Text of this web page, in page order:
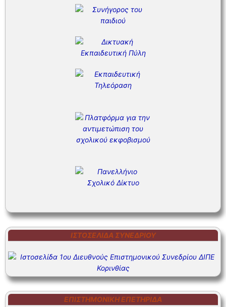
ΙΣΤΟΣΕΛΊΔΑ ΣΥΝΕΔΡΊΟΥ
ΕΠΙΣΤΗΜΟΝΙΚΗ ΕΠΕΤΗΡΙΔΑ